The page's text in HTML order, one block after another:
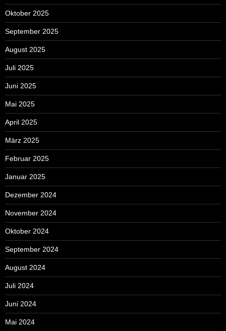
Oktober 2025
September 2025
August 2025
Juli 2025
Juni 2025
Mai 2025
April 2025
März 2025
Februar 2025
Januar 2025
Dezember 2024
November 2024
Oktober 2024
September 2024
August 2024
Juli 2024
Juni 2024
Mai 2024